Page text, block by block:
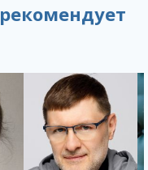
рекомендует